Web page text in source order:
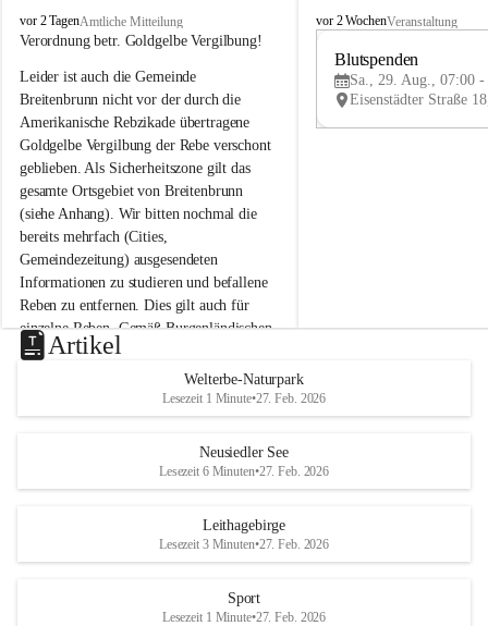
B
r
i
t
e
n
b
r
u
n
n
a
m
N
e
u
s
d
S
vor 2 TagenAmtliche Mitteilung
Verordnung betr. Goldgelbe Vergilbung!
Leider ist auch die Gemeinde
Breitenbrunn nicht vor der durch die
Amerikanische Rebzikade übertragene
Goldgelbe Vergilbung der Rebe verschont
geblieben. Als Sicherheitszone gilt das
gesamte Ortsgebiet von Breitenbrunn
(siehe Anhang). Wir bitten nochmal die
bereits mehrfach (Cities,
Gemeindezeitung) ausgesendeten
Informationen zu studieren und befallene
Reben zu entfernen. Dies gilt auch für
einzelne Reben. Gemäß Burgenländischen
Weinbaugesetz sind nicht gepflegte oder
unzulässige Weingärten zu roden! Bitte
helfen wir zusammen um unsere Winzer
vor den prognostizierten Ernteausfällen
und den daraus folgenden wirtschaftlichen
Maßnahmen zur Bekämpfung
Rebe und der Amerikanischen
B
e
u
e
d
r
S
vor 2 WochenVeranstaltung
Blutspenden
Sa., 29. Aug., 07:00 -
Artikel
Welterbe-Naturpark
Lesezeit 1 Minute•27. Feb. 2026
Neusiedler See
Lesezeit 6 Minuten•27. Feb. 2026
Leithagebirge
Lesezeit 3 Minuten•27. Feb. 2026
Sport
Lesezeit 1 Minute•27. Feb. 2026